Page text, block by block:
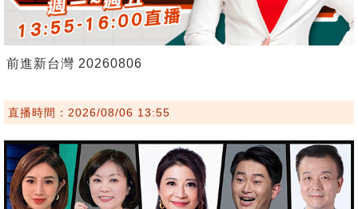
前進新台灣 20260806
直播時間：2026/08/06 13:55